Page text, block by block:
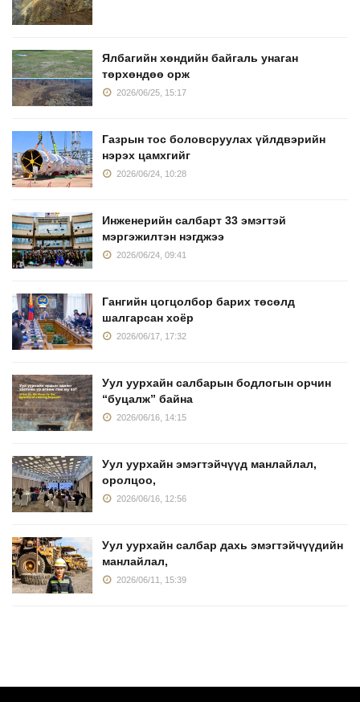
Ялбагийн хөндийн байгаль унаган
төрхөндөө орж
2026/06/25, 15:17
Газрын тос боловсруулах үйлдвэрийн
нэрэх цамхгийг
2026/06/24, 10:28
Инженерийн салбарт 33 эмэгтэй
мэргэжилтэн нэгджээ
2026/06/24, 09:41
Гангийн цогцолбор барих төсөлд
шалгарсан хоёр
2026/06/17, 17:32
Уул уурхайн салбарын бодлогын орчин
“буцалж” байна
2026/06/16, 14:15
Уул уурхайн эмэгтэйчүүд манлайлал,
оролцоо,
2026/06/16, 12:56
Уул уурхайн салбар дахь эмэгтэйчүүдийн
манлайлал,
2026/06/11, 15:39